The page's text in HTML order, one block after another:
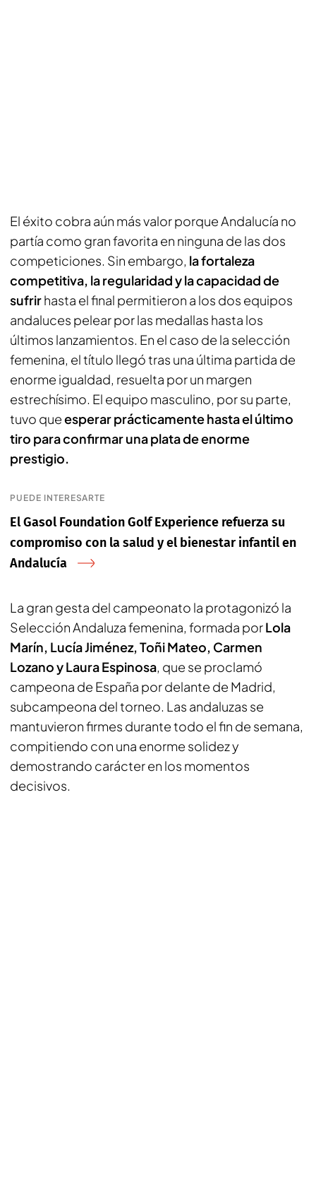
El éxito cobra aún más valor porque Andalucía no
partía como gran favorita en ninguna de las dos
competiciones. Sin embargo, la fortaleza
competitiva, la regularidad y la capacidad de
sufrirhasta el final permitieron a los dos equipos
andaluces pelear por las medallas hasta los
últimos lanzamientos. En el caso de la selección
femenina, el título llegó tras una última partida de
enorme igualdad, resuelta por un margen
estrechísimo. El equipo masculino, por su parte,
tuvo queesperar prácticamente hasta el último
tiro para confirmar una plata de enorme
prestigio.
PUEDE INTERESARTE
El Gasol Foundation Golf Experience refuerza su
compromiso con la salud y el bienestar infantil en
Andalucía
La gran gesta del campeonato la protagonizó la
Selección Andaluza femenina, formada porLola
Marín, Lucía Jiménez, Toñi Mateo, Carmen
Lozano y Laura Espinosa, que se proclamó
campeona de España por delante de Madrid,
subcampeona del torneo. Las andaluzas se
mantuvieron firmes durante todo el fin de semana,
compitiendo con una enorme solidez y
demostrando carácter en los momentos
decisivos.